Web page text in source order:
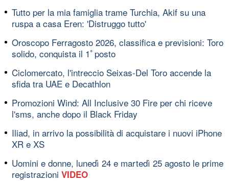
Tutto per la mia famiglia trame Turchia, Akif su una
ruspa a casa Eren: 'Distruggo tutto'
Oroscopo Ferragosto 2026, classifica e previsioni: Toro
solido, conquista il 1ﾟposto
Ciclomercato, l'intreccio Seixas-Del Toro accende la
sfida tra UAE e Decathlon
Promozioni Wind: All Inclusive 30 Fire per chi riceve
l'sms, anche dopo il Black Friday
Iliad, in arrivo la possibilità di acquistare i nuovi iPhone
XR e XS
Uomini e donne, lunedì 24 e martedì 25 agosto le prime
registrazioni VIDEO